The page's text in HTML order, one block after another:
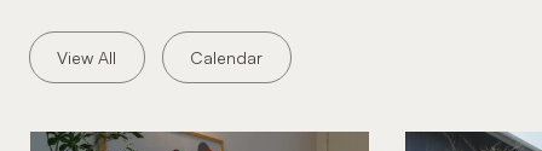
View All Calendar